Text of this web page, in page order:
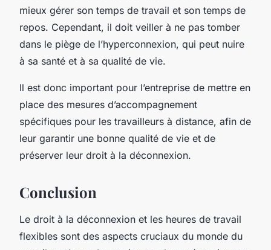
mieux gérer son temps de travail et son temps de
repos. Cependant, il doit veiller à ne pas tomber
dans le piège de l’hyperconnexion, qui peut nuire
à sa santé et à sa qualité de vie.
Il est donc important pour l’entreprise de mettre en
place des mesures d’accompagnement
spécifiques pour les travailleurs à distance, afin de
leur garantir une bonne qualité de vie et de
préserver leur droit à la déconnexion.
Conclusion
Le droit à la déconnexion et les heures de travail
flexibles sont des aspects cruciaux du monde du